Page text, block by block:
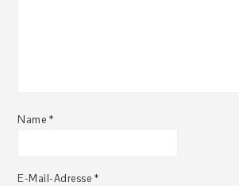
Name *
E-Mail-Adresse *